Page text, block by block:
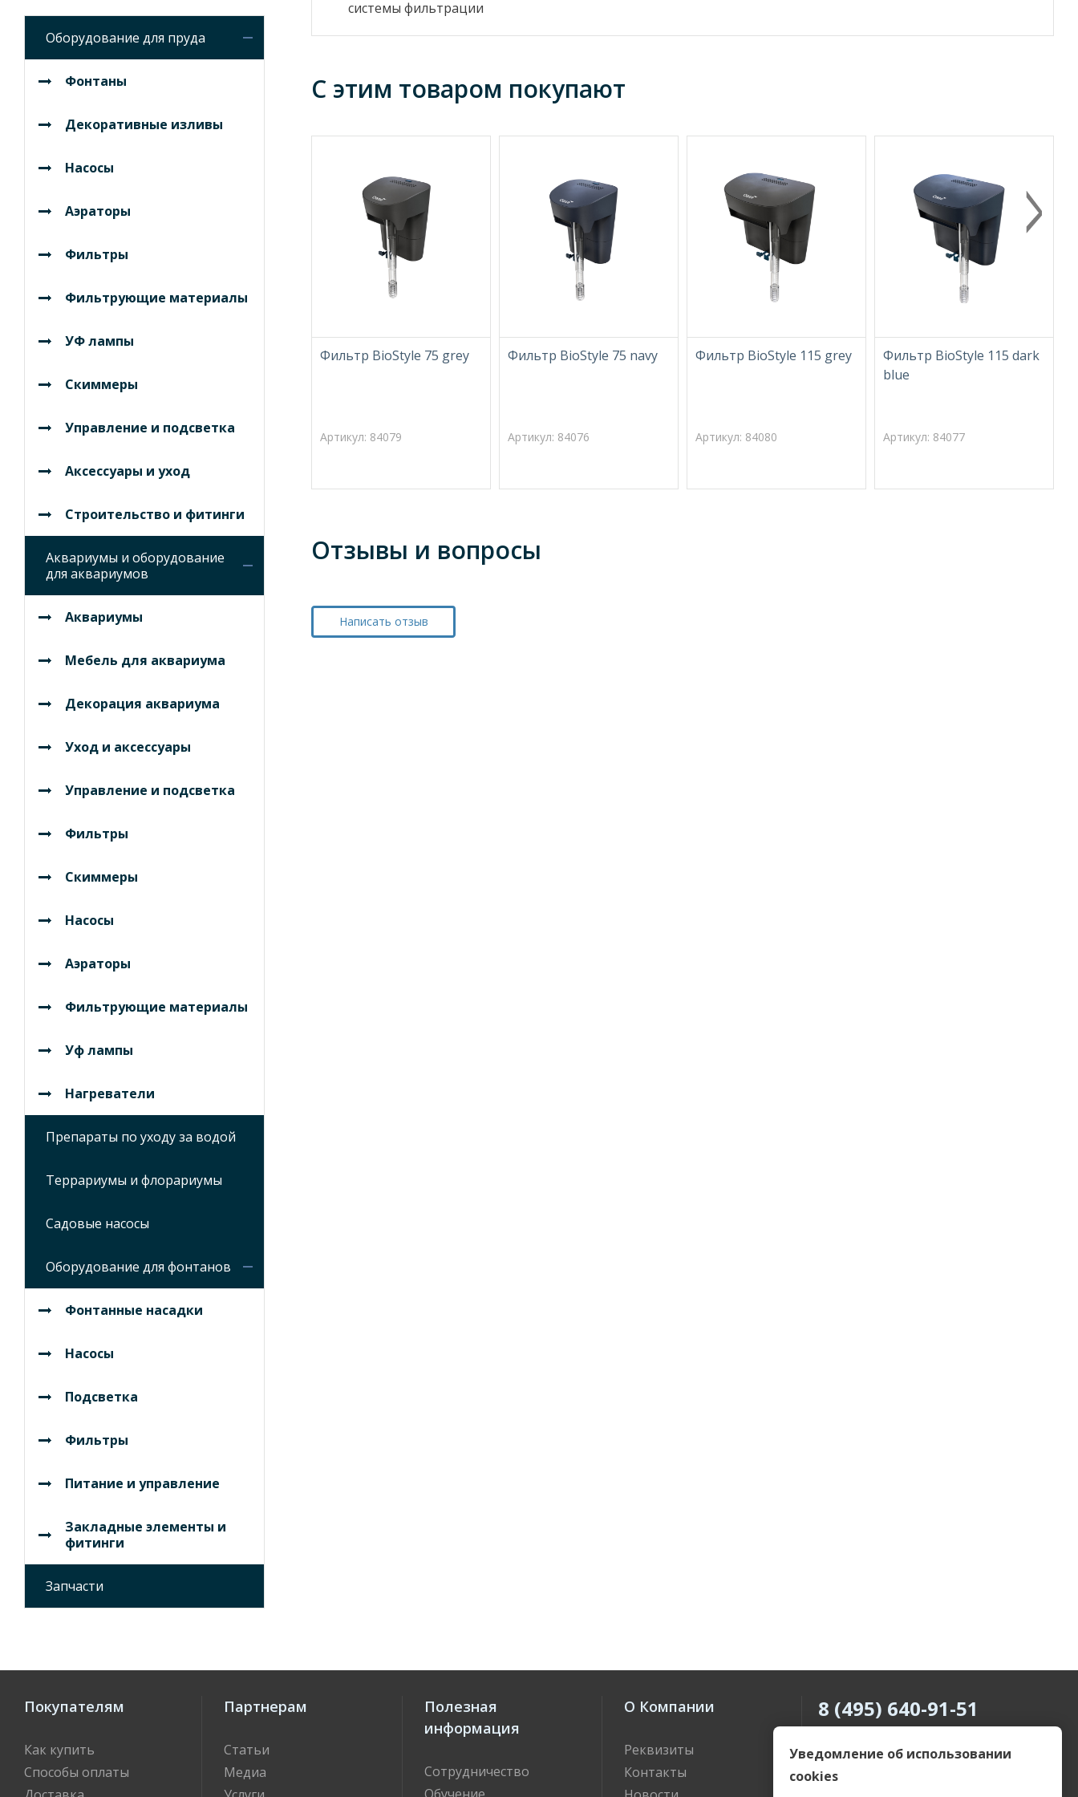
Оборудование для пруда
Фонтаны
Декоративные изливы
Насосы
Аэраторы
Фильтры
Фильтрующие материалы
УФ лампы
Скиммеры
Управление и подсветка
Аксессуары и уход
Строительство и фитинги
Аквариумы и оборудование
для аквариумов
Аквариумы
Мебель для аквариума
Декорация аквариума
Уход и аксессуары
Управление и подсветка
Фильтры
Скиммеры
Насосы
Аэраторы
Фильтрующие материалы
Уф лампы
Нагреватели
Препараты по уходу за водой
Террариумы и флорариумы
Садовые насосы
Оборудование для фонтанов
Фонтанные насадки
Насосы
Подсветка
Фильтры
Питание и управление
Закладные элементы и
фитинги
Запчасти
системы фильтрации
С этим товаром покупают
Фильтр BioStyle 75 grey
Артикул: 84079
Фильтр BioStyle 75 navy
Артикул: 84076
Фильтр BioStyle 115 grey
Артикул: 84080
Фильтр BioStyle 115 dark
blue
Артикул: 84077
Отзывы и вопросы
Написать отзыв
Покупателям
Как купить
Способы оплаты
Партнерам
Статьи
Медиа
Полезная
информация
Сотрудничество
О Компании
Реквизиты
Контакты
8 (495) 640-91-51
8 (800) 505-69-55
Уведомление об использовании
cookies